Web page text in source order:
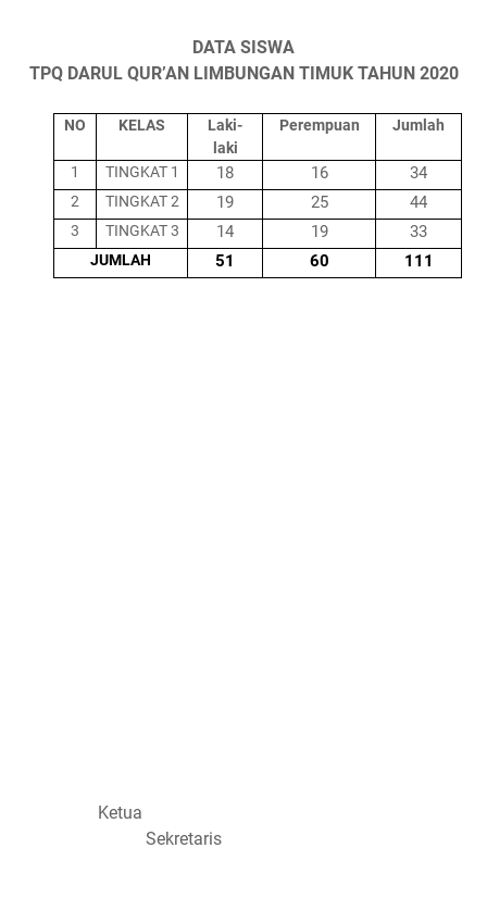
DATA SISWA
TPQ DARUL QUR’AN LIMBUNGAN TIMUK TAHUN 2020
NO KELAS Laki-
aki
Perempuan Jumlah
1 TINGKAT 1 18 16 34
2 TINGKAT 2 19 25 44
3 TINGKAT 3 14 19 33
JUMLAH 51 60 111
Ketua
Sekretaris